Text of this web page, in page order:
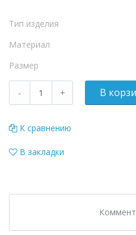
Тип изделия
Материал
Размер
К сравнению
В закладки